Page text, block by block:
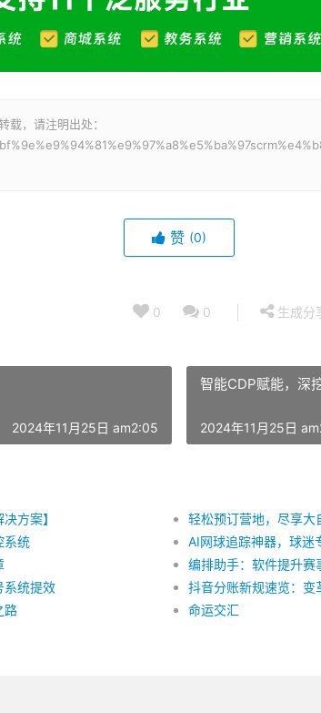
载，请注明出处：
赞 (0)
0 0 生成分
2024年11月25日 am2:05
智能CDP赋能，深
2024年11月25日
方案】
轻松预订营地，尽享大
系统
AI网球追踪神器，球迷
编排助手：软件提升赛
系统提效
抖音分账新规速览：变
路
命运交汇